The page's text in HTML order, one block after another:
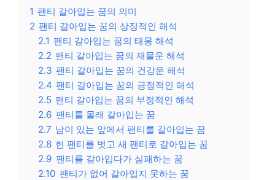
1 팬티 갈아입는 꿈의 의미
2 팬티 갈아입는 꿈의 상징적인 해석
2.1 팬티 갈아입는 꿈의 태몽 해석
2.2 팬티 갈아입는 꿈의 재물운 해석
2.3 팬티 갈아입는 꿈의 건강운 해석
2.4 팬티 갈아입는 꿈의 긍정적인 해석
2.5 팬티 갈아입는 꿈의 부정적인 해석
2.6 팬티를 몰래 갈아입는 꿈
2.7 남이 있는 앞에서 팬티를 갈아입는 꿈
2.8 헌 팬티를 벗고 새 팬티로 갈아입는 꿈
2.9 팬티를 갈아입다가 실패하는 꿈
2.10 팬티가 없어 갈아입지 못하는 꿈